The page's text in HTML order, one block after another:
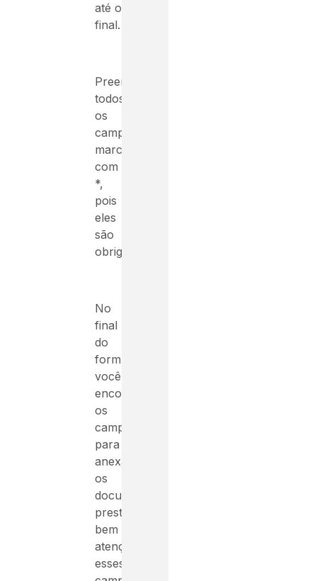
até o
final.
Preencha
todos
os
campos
marcados
com
*,
pois
eles
são
obrigatórios!
No
final
do
formulário
você
encontrará
os
campos
para
anexar
os
documentos,
preste
bem
atenção,
esses